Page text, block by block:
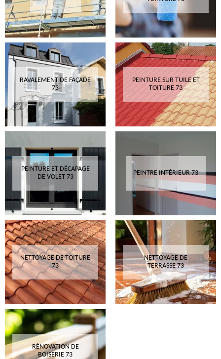
RAVALEMENT DE FAÇADE
73
PEINTURE SUR TUILE ET
TOITURE 73
PEINTURE ET DÉCAPAGE
DE VOLET 73
PEINTRE INTÉRIEUR 73
NETTOYAGE DE TOITURE
73
NETTOYAGE DE
TERRASSE 73
RÉNOVATION DE
BOISERIE 73